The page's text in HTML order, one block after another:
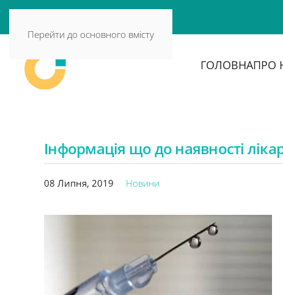
Перейти до основного вмісту
ГОЛОВНАПРО
Інформація що до наявності
08 Липня, 2019 Новини